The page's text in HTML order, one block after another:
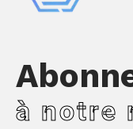
à notre